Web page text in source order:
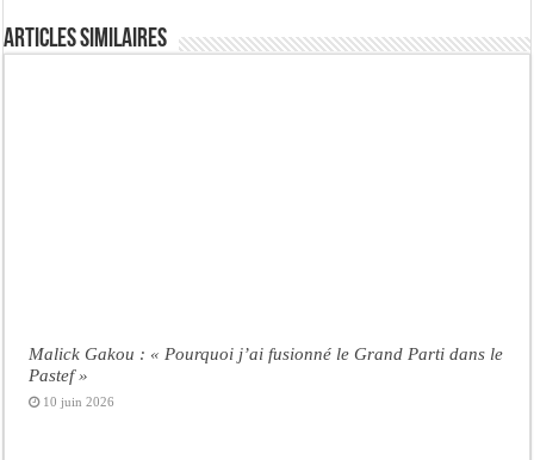
Articles similaires
Malick Gakou : « Pourquoi j’ai fusionné le Grand Parti dans le
Pastef »
10 juin 2026